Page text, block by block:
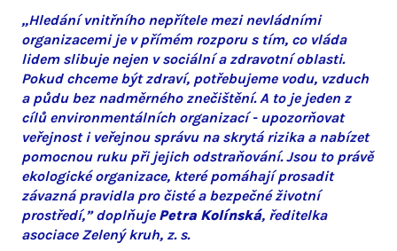
„Hledání vnitřního nepřítele mezi nevládními
organizacemi je v přímém rozporu s tím, co vláda
lidem slibuje nejen v sociální a zdravotní oblasti.
Pokud chceme být zdraví, potřebujeme vodu, vzduch
a půdu bez nadměrného znečištění. A to je jeden z
cílů environmentálních organizací - upozorňovat
veřejnost i veřejnou správu na skrytá rizika a nabízet
pomocnou ruku při jejich odstraňování. Jsou to právě
ekologické organizace, které pomáhají prosadit
závazná pravidla pro čisté a bezpečné životní
prostředí,” doplňuje Petra Kolínská, ředitelka
asociace Zelený kruh, z. s.